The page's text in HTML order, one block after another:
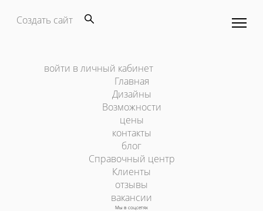
Создать сайт
войти в личный кабинет
Главная
Дизайны
Возможности
цены
контакты
блог
Справочный центр
Клиенты
отзывы
вакансии
Мы в соцсетях